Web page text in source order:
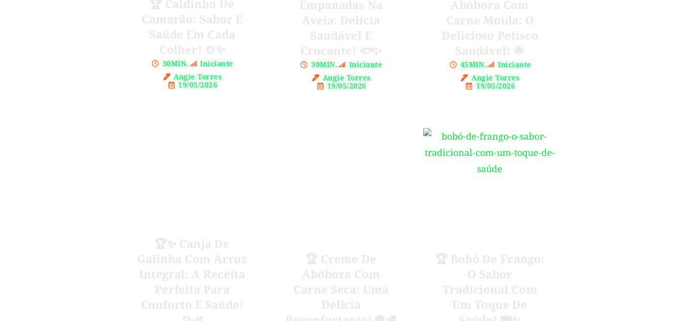
🏆 Caldinho De
Camarão: Sabor E
Saúde Em Cada
Colher! 🍲✨
30MIN.
Iniciante
Angie Torres
19/05/2026
Empanadas Na
Aveia: Delícia
Saudável E
Crocante! 🐟✨
30MIN.
Iniciante
Angie Torres
19/05/2026
Abóbora Com
Carne Moída: O
Delicioso Petisco
Saudável! 🌟
45MIN.
Iniciante
Angie Torres
19/05/2026
🏆✨ Canja De
Galinha Com Arroz
Integral: A Receita
Perfeita Para
Conforto E Saúde!
🏆 Creme De
Abóbora Com
Carne Seca: Uma
Delícia
🏆 Bobó De Frango:
O Sabor
Tradicional Com
Um Toque De